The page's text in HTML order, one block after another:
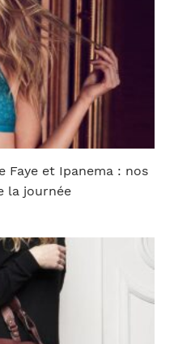
Faye et Ipanema : nos
la journée